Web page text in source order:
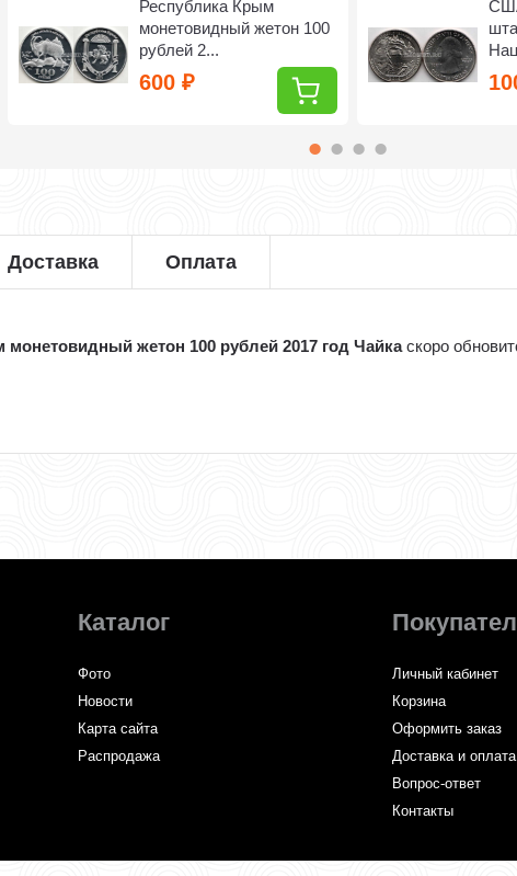
Республика Крым
монетовидный жетон 100
рублей 2...
600₽
Доставка Оплата
жетон 100 рублей 2017 год Чайкаскоро
Каталог
Фото
Новости
Карта сайта
Распродажа
Личный кабинет
Корзина
Оформить заказ
Доставка и оплата
Вопрос-ответ
Контакты